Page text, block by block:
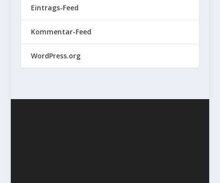
Eintrags-Feed
Kommentar-Feed
WordPress.org